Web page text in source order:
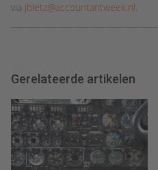
via jbletz@accountantweek.nl.
Gerelateerde artikelen